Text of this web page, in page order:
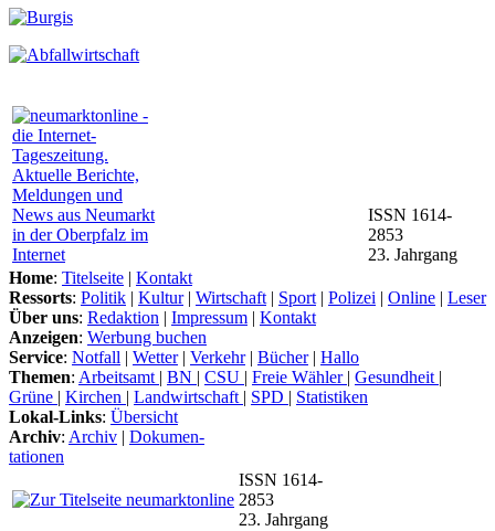
ISSN 1614-
2853
23. Jahrgang
Home: Titelseite | Kontakt
Ressorts: Politik | Kultur| Wirtschaft | Sport | Polizei | Online | Leser
Über uns: Redaktion | Impressum | Kontakt
Anzeigen: Werbung buchen
Service: Notfall | Wetter| Verkehr| Bücher| Hallo
Themen: Arbeitsamt | BN | CSU | Freie Wähler | Gesundheit |
Grüne | Kirchen | Landwirtschaft | SPD | Statistiken
Lokal-Links: Übersicht
Archiv: Archiv | Dokumen-
tationen
ISSN 1614-
2853
23. Jahrgang